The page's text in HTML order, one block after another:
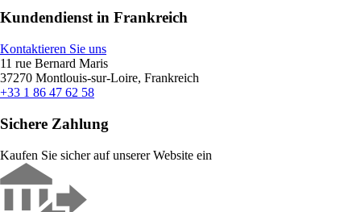
Kundendienst in Frankreich
Kontaktieren Sie uns
11 rue Bernard Maris
37270 Montlouis-sur-Loire, Frankreich
+33 1 86 47 62 58
Sichere Zahlung
Kaufen Sie sicher auf unserer Website ein